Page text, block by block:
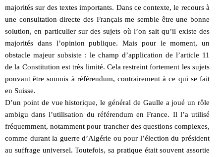
majorités sur des textes importants. Dans ce contexte, le recours à
une consultation directe des Français me semble être une bonne
solution, en particulier sur des sujets où l’on sait qu’il existe des
majorités dans l’opinion publique. Mais pour le moment, un
obstacle majeur subsiste : le champ d’application de l’article 11
de la Constitution est très limité. Cela restreint fortement les sujets
pouvant être soumis à référendum, contrairement à ce qui se fait
en Suisse.
D’un point de vue historique, le général de Gaulle a joué un rôle
ambigu dans l’utilisation du référendum en France. Il l’a utilisé
fréquemment, notamment pour trancher des questions complexes,
comme durant la guerre d’Algérie ou pour l’élection du président
au suffrage universel. Toutefois, sa pratique était souvent assortie